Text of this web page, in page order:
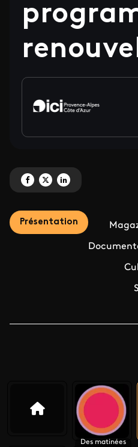
Partagez 'Des programmes
Partagez 'Des programmes
Partagez 'Des
Présentation
Des matinées